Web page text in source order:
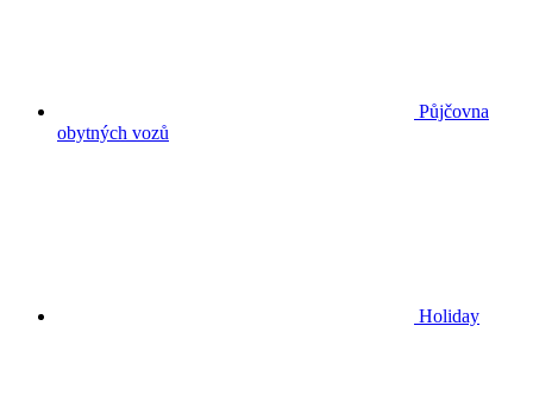
Půjčovna
obytných vozů
Holiday